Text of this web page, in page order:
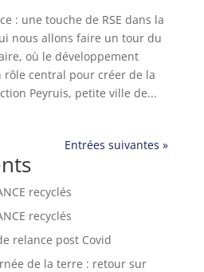
: une touche de RSE dans la
nous allons faire un tour du
où le développement
central pour créer de la
Peyruis, petite ville de...
Entrées suivantes »
recyclés
recyclés
relance post Covid
de la terre : retour sur